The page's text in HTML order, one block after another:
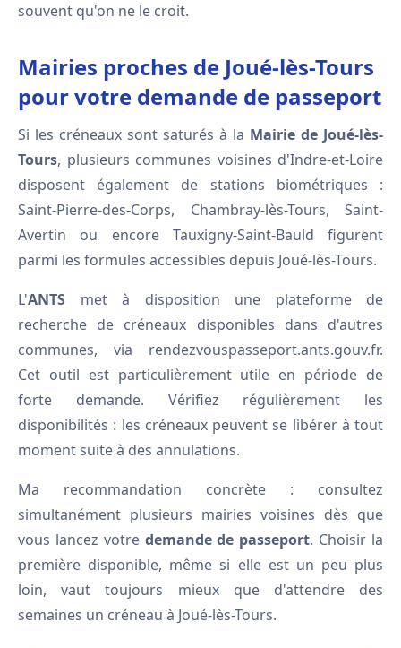
souvent qu'on ne le croit.
Mairies proches de Joué-lès-Tours
pour votre demande de passeport
Si les créneaux sont saturés à la Mairie de Joué-lès-
Tours, plusieurs communes voisines d'Indre-et-Loire
disposent également de stations biométriques :
Saint-Pierre-des-Corps, Chambray-lès-Tours, Saint-
Avertin ou encore Tauxigny-Saint-Bauld figurent
parmi les formules accessibles depuis Joué-lès-Tours.
L'ANTS met à disposition une plateforme de
recherche de créneaux disponibles dans d'autres
communes, via rendezvouspasseport.ants.gouv.fr.
Cet outil est particulièrement utile en période de
forte demande. Vérifiez régulièrement les
disponibilités : les créneaux peuvent se libérer à tout
moment suite à des annulations.
Ma recommandation concrète : consultez
simultanément plusieurs mairies voisines dès que
vous lancez votre demande de passeport. Choisir la
première disponible, même si elle est un peu plus
loin, vaut toujours mieux que d'attendre des
semaines un créneau à Joué-lès-Tours.